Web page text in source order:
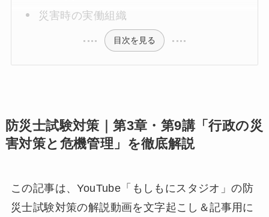
災害時の実働組織
目次を見る
防災士試験対策｜第3章・第9講「行政の災
害対策と危機管理」を徹底解説
この記事は、YouTube「もしもにスタジオ」の防
災士試験対策の解説動画を文字起こし＆記事用に